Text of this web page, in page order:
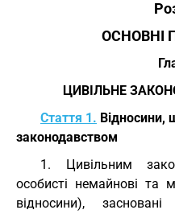
ОСНОВНІ
ЦИВІЛЬНЕ
Стаття 1. Відносини,
законодавством
1. Цивільним
особисті немайнові та
відносини),